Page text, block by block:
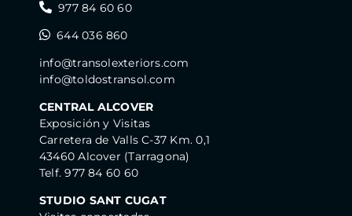
977 84 60 60
644 036 860
info@transolexteriors.com
info@toldostransol.com
CENTRAL ALCOVER
Exposición y Visitas
Carretera de Valls C-37 Km. 0,1
43460 Alcover (Tarragona)
Telf. 977 84 60 60
STUDIO SANT CUGAT